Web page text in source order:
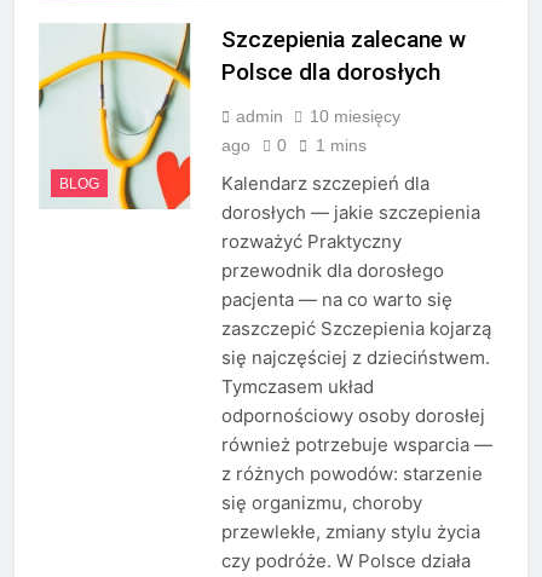
BLOG
Szczepienia zalecane w
Polsce dla dorosłych
admin
10 miesięcy
ago
0 1 mins
Kalendarz szczepień dla
dorosłych — jakie szczepienia
rozważyć Praktyczny
przewodnik dla dorosłego
pacjenta — na co warto się
zaszczepić Szczepienia kojarzą
się najczęściej z dzieciństwem.
Tymczasem układ
odpornościowy osoby dorosłej
również potrzebuje wsparcia —
z różnych powodów: starzenie
się organizmu, choroby
przewlekłe, zmiany stylu życia
czy podróże. W Polsce działa